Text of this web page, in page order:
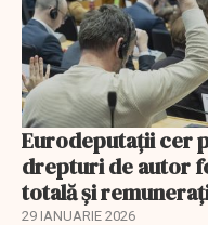
Eurodeputații cer
drepturi de autor
totală și
29 IANUARIE 2026